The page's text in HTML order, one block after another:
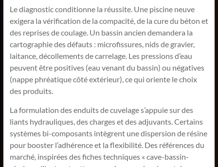
Le diagnostic conditionne la réussite. Une piscine neuve
exigera la vérification de la compacité, de la cure du béton et
des reprises de coulage. Un bassin ancien demandera la
cartographie des défauts : microfissures, nids de gravier,
laitance, décollements de carrelage. Les pressions d’eau
peuvent être positives (eau venant du bassin) ou négatives
(nappe phréatique côté extérieur), ce qui oriente le choix
des produits.
La formulation des enduits de cuvelage s’appuie sur des
liants hydrauliques, des charges et des adjuvants. Certains
systèmes bi-composants intègrent une dispersion de résine
pour booster l’adhérence et la flexibilité. Des références du
marché, inspirées des fiches techniques « cave-bassin-